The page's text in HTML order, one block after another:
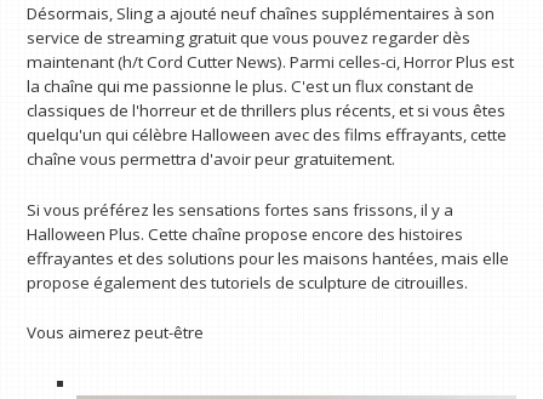
Désormais, Sling a ajouté neuf chaînes supplémentaires à son
service de streaming gratuit que vous pouvez regarder dès
maintenant (h/t Cord Cutter News). Parmi celles-ci, Horror Plus est
la chaîne qui me passionne le plus. C'est un flux constant de
classiques de l'horreur et de thrillers plus récents, et si vous êtes
quelqu'un qui célèbre Halloween avec des films effrayants, cette
chaîne vous permettra d'avoir peur gratuitement.
Si vous préférez les sensations fortes sans frissons, il y a
Halloween Plus. Cette chaîne propose encore des histoires
effrayantes et des solutions pour les maisons hantées, mais elle
propose également des tutoriels de sculpture de citrouilles.
Vous aimerez peut-être